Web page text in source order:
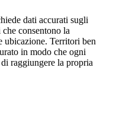
dati accurati sugli
consentono la
ubicazione. Territori ben
in modo che ogni
raggiungere la propria